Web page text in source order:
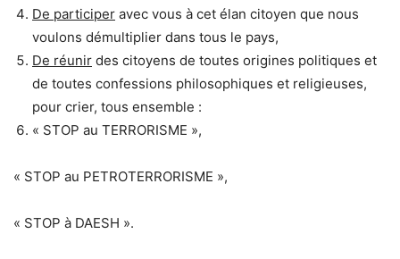
De participer avec vous à cet élan citoyen que nous
voulons démultiplier dans tous le pays,
De réunir des citoyens de toutes origines politiques et
de toutes confessions philosophiques et religieuses,
pour crier, tous ensemble :
« STOP au TERRORISME »,
« STOP au PETROTERRORISME »,
« STOP à DAESH ».